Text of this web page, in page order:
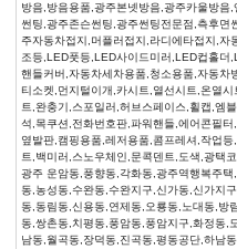
방음,방음용품,광주본넷방음,광주카울방
썬팅,광주존슨썬팅,광주썬팅전문점,측후
주자동차접지,머플러접지,라디에타접지,
조등,LED풋등,LED사이드미러,LED컵홀더
핸들커버,자동차세차용품,청소용품,자동
티소켓,먼지털이개,카시트,열선시트,온열
트,완충기,스포일러,허브스페이스,휠캡,엠
석,목쿠션,전화번호판,파워핸들,에어콘필
옆발판,캠핑용품,레저용품,콤프레셔,작업
트,백미러,스노우체인,문콕덴트,도색,광택
광주 운암동,풍향동,각화동,광주역행복주
동,농성동,수완동,수완지구,신가동,신가지
동,동림동,신용동,연제동,오룡동,노대동,방
동,쌍촌동,치평동,풍암동,풍암지구,화정동,
남동,월곡동,장덕동,진곡동,평동공단,하남